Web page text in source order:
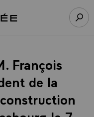
à l’accueil Élysée
François
de la